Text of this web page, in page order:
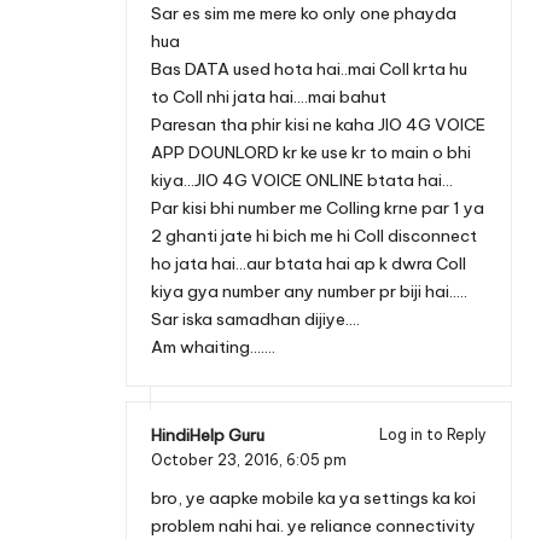
Sar es sim me mere ko only one phayda
hua
Bas DATA used hota hai..mai Coll krta hu
to Coll nhi jata hai….mai bahut
Paresan tha phir kisi ne kaha JIO 4G VOICE
APP DOUNLORD kr ke use kr to main o bhi
kiya…JIO 4G VOICE ONLINE btata hai…
Par kisi bhi number me Colling krne par 1 ya
2 ghanti jate hi bich me hi Coll disconnect
ho jata hai…aur btata hai ap k dwra Coll
kiya gya number any number pr biji hai…..
Sar iska samadhan dijiye….
Am whaiting…….
HindiHelp Guru
Log in to Reply
October 23, 2016, 6:05 pm
bro, ye aapke mobile ka ya settings ka koi
problem nahi hai. ye reliance connectivity